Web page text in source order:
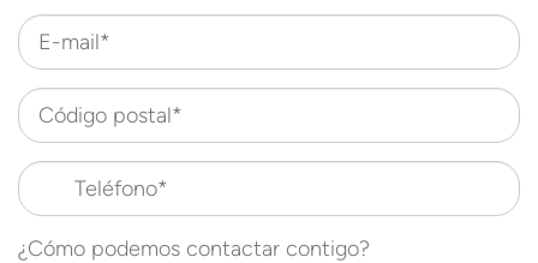
E-mail*
Código postal*
Teléfono*
¿Cómo podemos contactar contigo?